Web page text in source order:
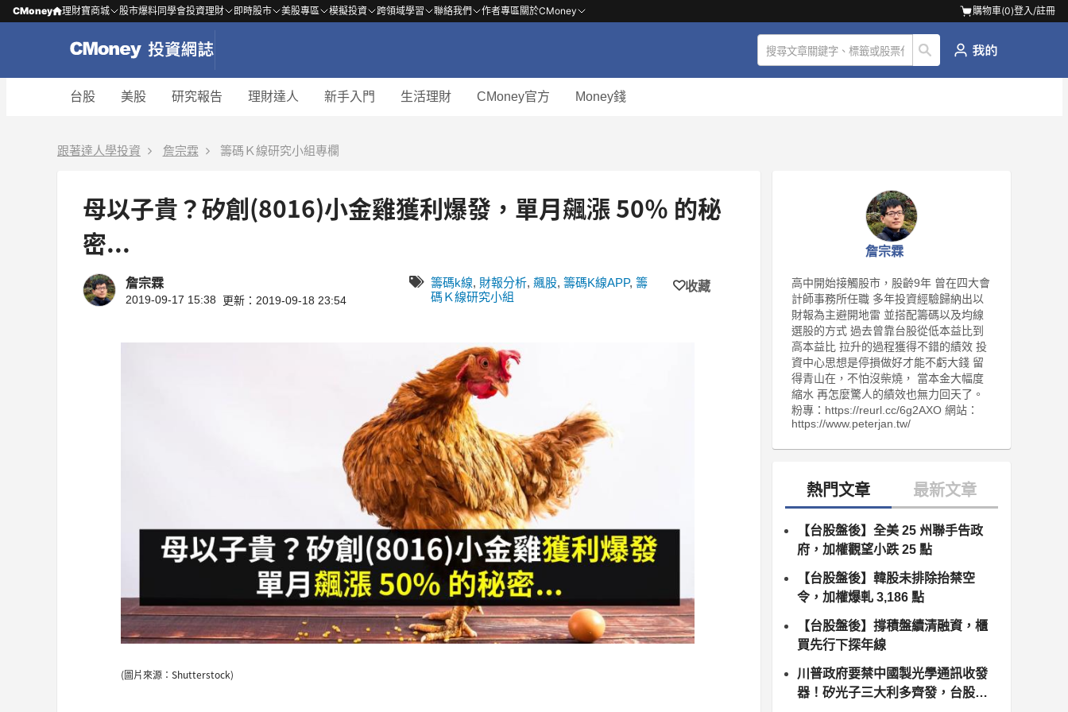
CMoney 理財寶商城 股市爆料同學會投資理財 即時股市 美股專區 模擬投資 跨領域學習 聯絡我們 作者專區關於CMoney 購物車(0)登入/註冊
台股 美股 研究報告 理財達人 新手入門 生活理財 CMoney官方 Money錢
跟著達人學投資 詹宗霖 籌碼Ｋ線研究小組專欄
母以子貴？矽創(8016)小金雞獲利爆發，單月飆漲 50％ 的秘
密...
詹宗霖
2019-09-17 15:38 更新：2019-09-18 23:54
籌碼k線, 財報分析, 飆股, 籌碼K線APP, 籌
碼Ｋ線研究小組
收藏
(圖片來源：Shutterstock)
詹宗霖
高中開始接觸股市，股齡9年 曾在四大會
計師事務所任職 多年投資經驗歸納出以
財報為主避開地雷 並搭配籌碼以及均線
選股的方式 過去曾靠台股從低本益比到
高本益比 拉升的過程獲得不錯的績效 投
資中心思想是停損做好才能不虧大錢 留
得青山在，不怕沒柴燒， 當本金大幅度
縮水 再怎麼驚人的績效也無力回天了。
粉專：https://reurl.cc/6g2AXO 網站：
https://www.peterjan.tw/
【台股盤後】全美 25 州聯手告政
府，加權觀望小跌 25 點
【台股盤後】韓股未排除抬禁空
令，加權爆軋 3,186 點
【台股盤後】撐積盤續清融資，櫃
買先行下探年線
川普政府要禁中國製光學通訊收發
器！矽光子三大利多齊發，台股供